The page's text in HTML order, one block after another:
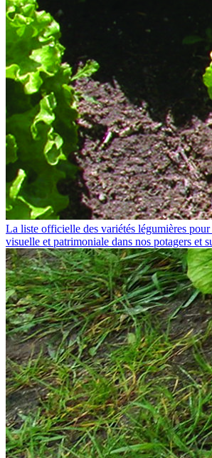
La liste officielle des variétés légumières pour
visuelle et patrimoniale dans nos potagers et